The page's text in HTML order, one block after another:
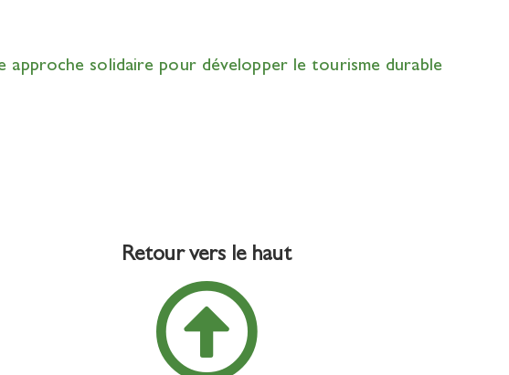
solidaire pour développer le tourisme durable
Retour vers le haut